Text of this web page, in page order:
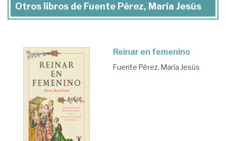
Otros libros de Fuente Pérez, María Jesús
Reinar en femenino
Fuente Pérez, María Jesús